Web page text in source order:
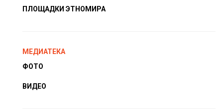
ПЛОЩАДКИ ЭТНОМИРА
МЕДИАТЕКА
ФОТО
ВИДЕО